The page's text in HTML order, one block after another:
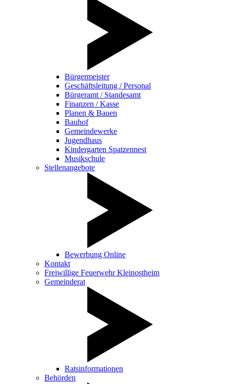
Bürgermeister
Geschäftsleitung / Personal
Bürgeramt / Standesamt
Finanzen / Kasse
Planen & Bauen
Bauhof
Gemeindewerke
Jugendhaus
Kindergarten Spatzennest
Musikschule
Stellenangebote
Bewerbung Online
Kontakt
Freiwillige Feuerwehr Kleinostheim
Gemeinderat
Ratsinformationen
Behörden